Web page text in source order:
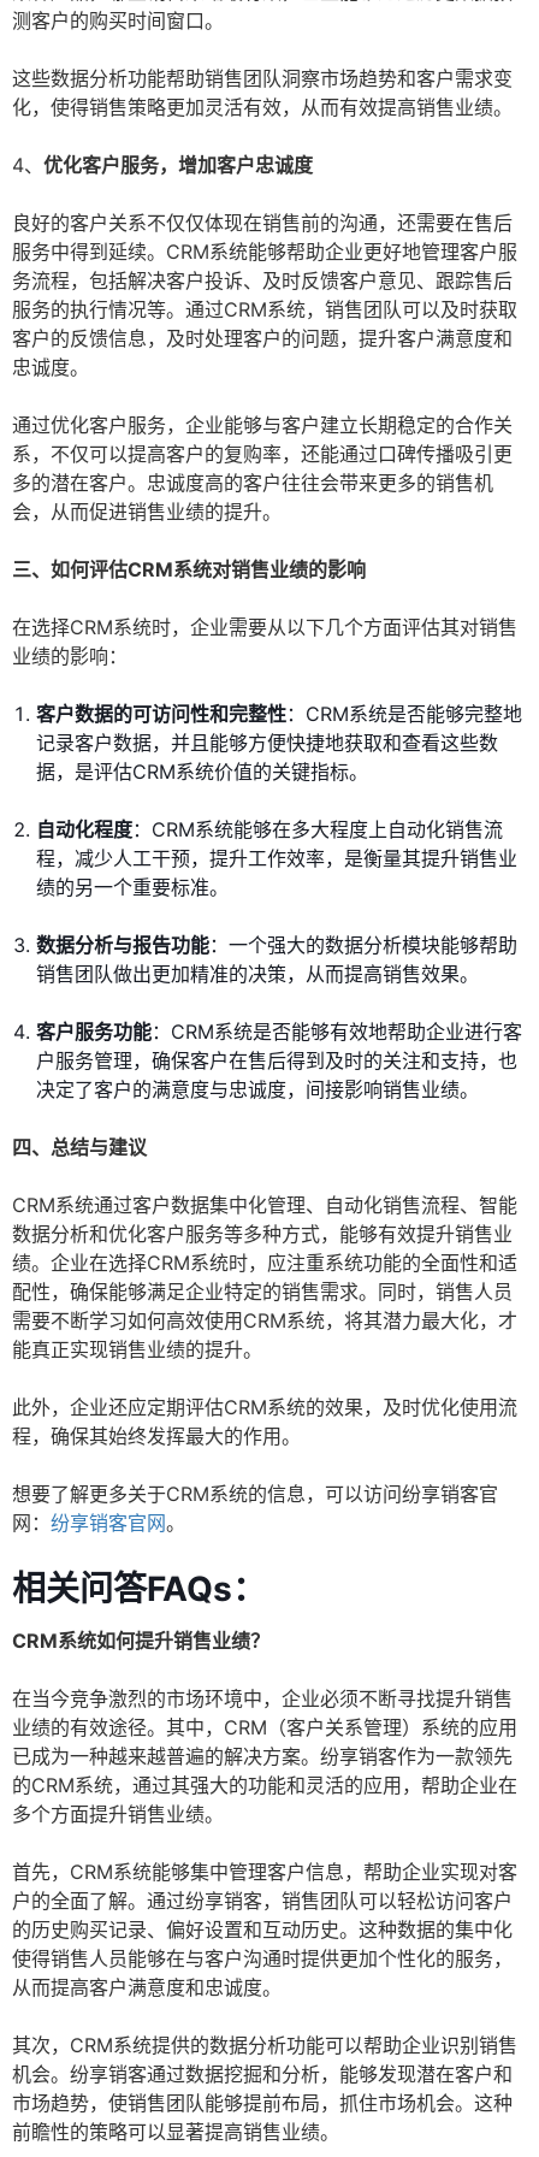
测客户的购买时间窗口。
这些数据分析功能帮助销售团队洞察市场趋势和客户需求变
化，使得销售策略更加灵活有效，从而有效提高销售业绩。
4、 优化客户服务，增加客户忠诚度
良好的客户关系不仅仅体现在销售前的沟通，还需要在售后
服务中得到延续。CRM系统能够帮助企业更好地管理客户服
务流程，包括解决客户投诉、及时反馈客户意见、跟踪售后
服务的执行情况等。通过CRM系统，销售团队可以及时获取
客户的反馈信息，及时处理客户的问题，提升客户满意度和
忠诚度。
通过优化客户服务，企业能够与客户建立长期稳定的合作关
系，不仅可以提高客户的复购率，还能通过口碑传播吸引更
多的潜在客户。忠诚度高的客户往往会带来更多的销售机
会，从而促进销售业绩的提升。
三、如何评估CRM系统对销售业绩的影响
在选择CRM系统时，企业需要从以下几个方面评估其对销售
业绩的影响：
客户数据的可访问性和完整性：CRM系统是否能够完整地
记录客户数据，并且能够方便快捷地获取和查看这些数
据，是评估CRM系统价值的关键指标。
自动化程度：CRM系统能够在多大程度上自动化销售流
程，减少人工干预，提升工作效率，是衡量其提升销售业
绩的另一个重要标准。
数据分析与报告功能：一个强大的数据分析模块能够帮助
销售团队做出更加精准的决策，从而提高销售效果。
客户服务功能：CRM系统是否能够有效地帮助企业进行客
户服务管理，确保客户在售后得到及时的关注和支持，也
决定了客户的满意度与忠诚度，间接影响销售业绩。
四、总结与建议
CRM系统通过客户数据集中化管理、自动化销售流程、智能
数据分析和优化客户服务等多种方式，能够有效提升销售业
绩。企业在选择CRM系统时，应注重系统功能的全面性和适
配性，确保能够满足企业特定的销售需求。同时，销售人员
需要不断学习如何高效使用CRM系统，将其潜力最大化，才
能真正实现销售业绩的提升。
此外，企业还应定期评估CRM系统的效果，及时优化使用流
程，确保其始终发挥最大的作用。
想要了解更多关于CRM系统的信息，可以访问纷享销客官
网： 纷享销客官网。
相关问答FAQs：
CRM系统如何提升销售业绩？
在当今竞争激烈的市场环境中，企业必须不断寻找提升销售
业绩的有效途径。其中，CRM（客户关系管理）系统的应用
已成为一种越来越普遍的解决方案。纷享销客作为一款领先
的CRM系统，通过其强大的功能和灵活的应用，帮助企业在
多个方面提升销售业绩。
首先，CRM系统能够集中管理客户信息，帮助企业实现对客
户的全面了解。通过纷享销客，销售团队可以轻松访问客户
的历史购买记录、偏好设置和互动历史。这种数据的集中化
使得销售人员能够在与客户沟通时提供更加个性化的服务，
从而提高客户满意度和忠诚度。
其次，CRM系统提供的数据分析功能可以帮助企业识别销售
机会。纷享销客通过数据挖掘和分析，能够发现潜在客户和
市场趋势，使销售团队能够提前布局，抓住市场机会。这种
前瞻性的策略可以显著提高销售业绩。